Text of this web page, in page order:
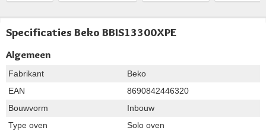
Specificaties Beko BBIS13300XPE
Algemeen
Fabrikant
Beko
EAN
8690842446320
Bouwvorm
Inbouw
Type oven
Solo oven